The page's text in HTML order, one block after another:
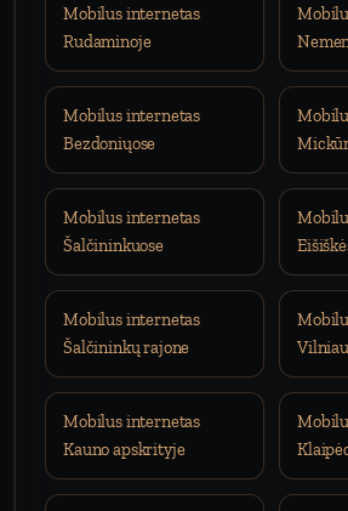
Mobilus internetas
Rudaminoje
Mobilus internetas
Bezdoniųose
Mobilus internetas
Šalčininkuose
Mobilus internetas
Šalčininkų rajone
Mobilus internetas
Kauno apskrityje